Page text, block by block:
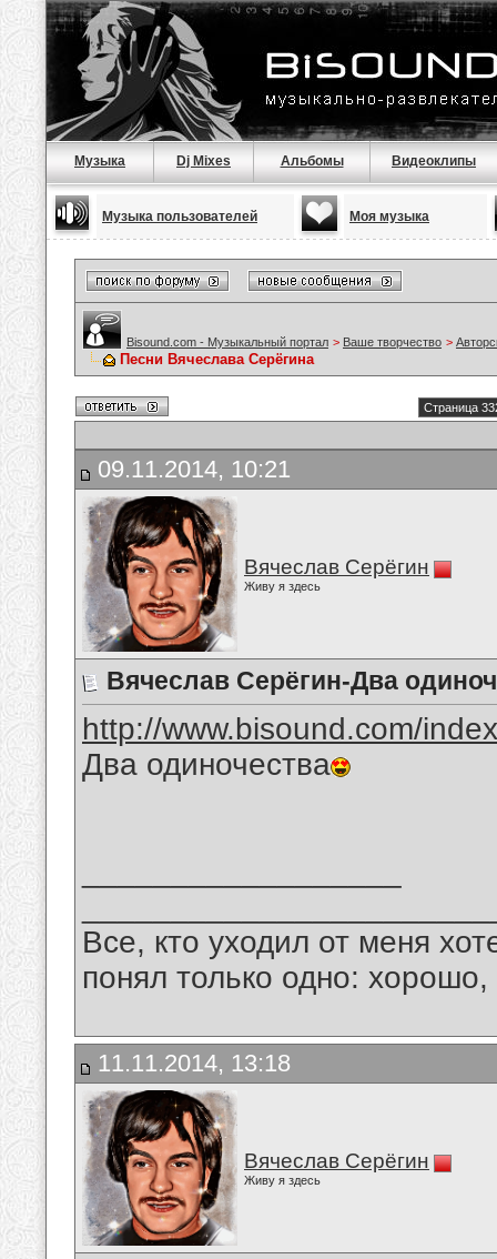
Музыка Dj Mixes Альбомы Видеоклипы
Музыка пользователей Моя музыка
Bisound.com - Музыкальный портал > Ваше творчество >
Песни Вячеслава Серёгина
Страница
09.11.2014, 10:21
Вячеслав Серёгин
Живу я здесь
Вячеслав Серёгин-Два
http://www.bisound.com/
Два одиночества
Все, кто уходил от меня
понял только одно:
11.11.2014, 13:18
Вячеслав Серёгин
Живу я здесь